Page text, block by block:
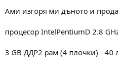
т
Ами изгоря ми дъното и
процесор IntelPentiumD 2.8
3 GB ДДР2 рам (4 плочки) - 40